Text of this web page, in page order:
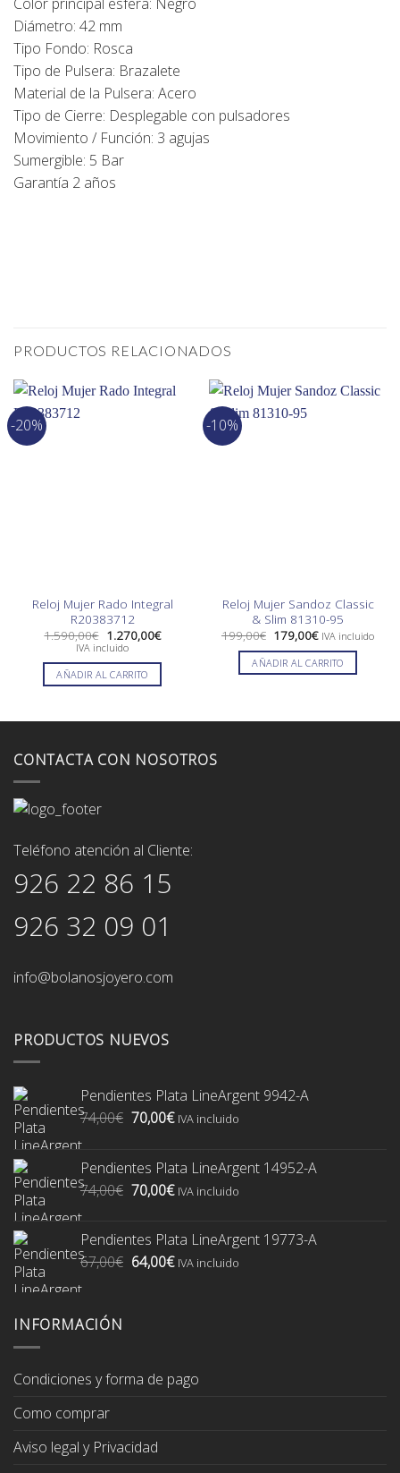
Diámetro: 42 mm
Tipo Fondo: Rosca
Tipo de Pulsera: Brazalete
Material de la Pulsera: Acero
Tipo de Cierre: Desplegable con pulsadores
Movimiento / Función: 3 agujas
Sumergible: 5 Bar
Garantía 2 años
PRODUCTOS RELACIONADOS
-20%
Reloj Mujer Rado Integral
R20383712
1.590,00€ El
precio
original
era:
1.590,00€.
1.270,00€El
precio
es:
1.270,00€.
IVA incluido
AÑADIR AL CARRITO
-10%
Reloj Mujer Sandoz Classic
& Slim 81310-95
199,00€ El
precio
original
era:
199,00€.
179,00€El
precio
actual
es:
179,00€.
IVA incluido
AÑADIR AL CARRITO
CONTACTA CON NOSOTROS
Teléfono atención al Cliente:
926 22 86 15
926 32 09 01
info@bolanosjoyero.com
PRODUCTOS NUEVOS
Pendientes Plata LineArgent 9942-A
74,00€ El
era:
74,00€.
70,00€El
es:
70,00€.
IVA incluido
Pendientes Plata LineArgent 14952-A
74,00€ El
era:
74,00€.
70,00€El
es:
70,00€.
IVA incluido
Pendientes Plata LineArgent 19773-A
67,00€ El
64,00€ElIVA incluido
INFORMACIÓN
Condiciones y forma de pago
Como comprar
Aviso legal y Privacidad